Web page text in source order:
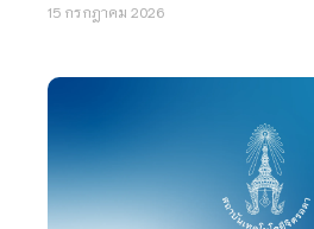
15 กรกฎาคม 2026